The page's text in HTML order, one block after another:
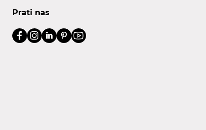
Prati nas